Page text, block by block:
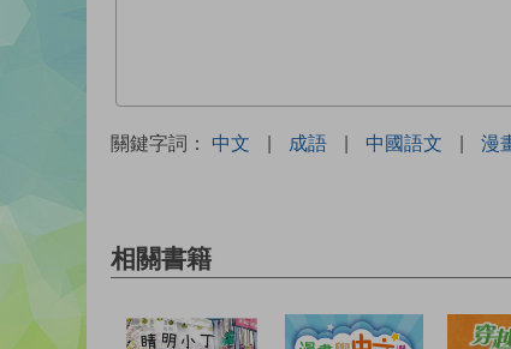
關鍵字詞： 中文 | 成語 | 中國語文 | 漫
相關書籍